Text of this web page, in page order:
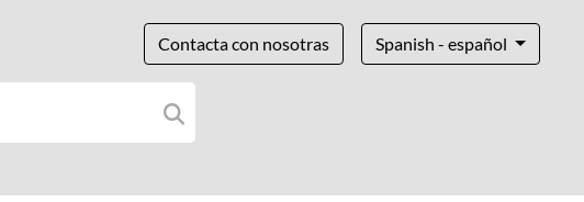
Contacta con nosotras Spanish - español